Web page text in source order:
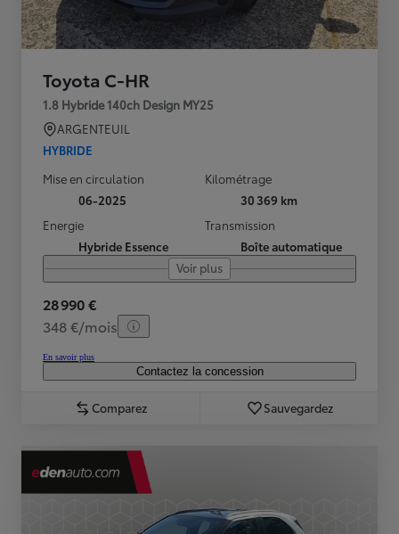
Toyota C-HR
1.8 Hybride 140ch Design MY25
ARGENTEUIL
HYBRIDE
Mise en circulation
06-2025
Kilométrage
30 369 km
Energie
Hybride Essence
Transmission
Boîte automatique
Voir plus
28 990 €
348 €/mois
En savoir plus
Contactez la concession
Comparez Sauvegardez